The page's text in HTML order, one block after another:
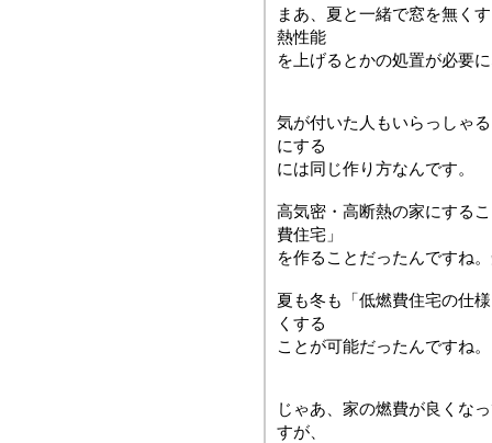
まあ、夏と一緒で窓を無く
熱性能
を上げるとかの処置が必要
気が付いた人もいらっしゃ
にする
には同じ作り方なんです。
高気密・高断熱の家にする
費住宅」
を作ることだったんですね
夏も冬も「低燃費住宅の仕
くする
ことが可能だったんですね。
じゃあ、家の燃費が良くな
すが、